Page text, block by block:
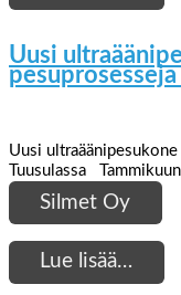
Uusi
pesuprosesseja
Uusi
Tuusulassa
Silmet Oy
Lue lisää…